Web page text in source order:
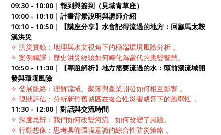
09:30 - 10:00｜報到與簽到（見域青草座）
10:00 - 10:10｜計畫背景說明與講師介紹
10:10 - 10:50｜【講座分享】水會記得流過的地方：回顧馬太鞍
溪洪災
✧ 洪災實錄：地理與水文視角下的極端環境風險分析 。
✧ 案例轉譯：歷史洪災經驗如何轉化為當代的應變智慧。
10:50 - 11:30｜【專題解析】地方需要流過的水：頭前溪流域開
發與環境風險
✧ 發展脈絡：理解流域、聚落與產業開發如何相互影響 。
✧ 現狀評估：分析新竹舊城區在複合性災害威脅下的脆弱性 。
11:30 - 12:00｜對話與交流時間
✧ 深度思辨：我們如何改變河流、如何改變了風險。
✧ 行動想像：思考具備環境意識的綜合性防災策略 。